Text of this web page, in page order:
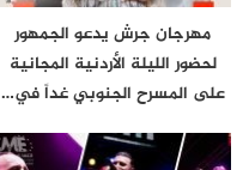
مهرجان جرش يدعو الجمهور
لحضور الليلة الأردنية المجانية
على المسرح الجنوبي غداً في…